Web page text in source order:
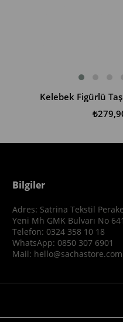
SEPETE EKLE
Kelebek Figürlü
Bilgiler
Adres: Satrina Tekstil
Yeni Mh GMK Bulvarı No
Telefon: 0324 358 10 18
WhatsApp: 0850 307 6901
Mail: hello@sachastore.com